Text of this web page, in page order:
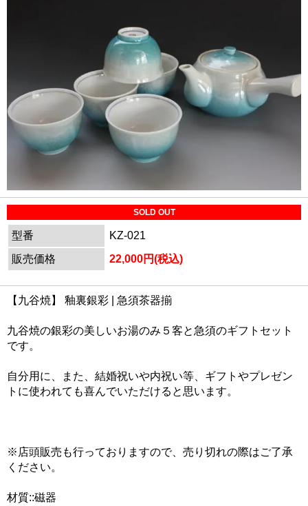
SOLD OUT
型番
KZ-021
販売価格
22,000円(税込)
【九谷焼】 釉裏銀彩 | 急須茶器揃
九谷焼の銀彩の美しいお湯のみ５客と急須のギフトセット
です。
自分用に、また、結婚祝いや内祝い等、ギフトやプレゼン
トに使われても喜んでいただけると思います。
※店頭販売も行っておりますので、売り切れの際はご了承
ください。
材質::磁器